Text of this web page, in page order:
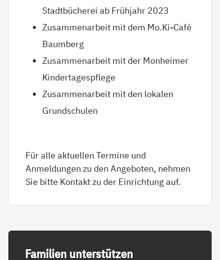
Stadtbücherei ab Frühjahr 2023
Zusammenarbeit mit dem Mo.Ki-Café
Baumberg
Zusammenarbeit mit der Monheimer
Kindertagespflege
Zusammenarbeit mit den lokalen
Grundschulen
Für alle aktuellen Termine und
Anmeldungen zu den Angeboten, nehmen
Sie bitte Kontakt zu der Einrichtung auf.
Fa­mi­li­en un­ter­stüt­zen